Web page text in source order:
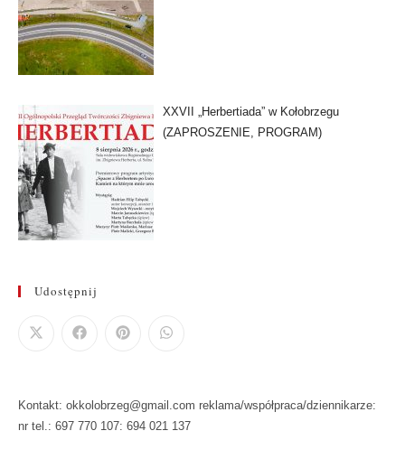
XXVII „Herbertiada” w Kołobrzegu
(ZAPROSZENIE, PROGRAM)
Udostępnij
Kontakt: okkolobrzeg@gmail.com reklama/współpraca/dziennikarze:
nr tel.: 697 770 107: 694 021 137